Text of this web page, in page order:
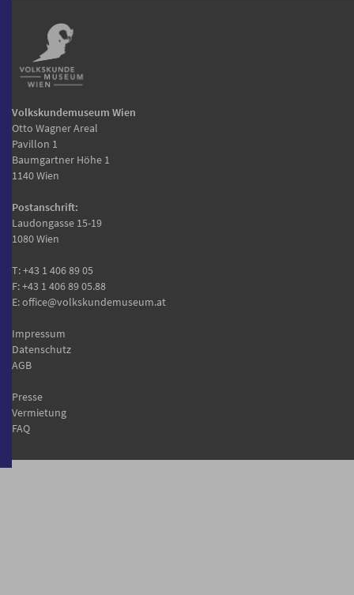
Volkskundemuseum Wien
Otto Wagner Areal
Pavillon 1
Baumgartner Höhe 1
1140 Wien
Postanschrift:
Laudongasse 15-19
1080 Wien
T:+43 1 406 89 05
F: +43 1 406 89 05.88
E:office@volkskundemuseum.at
Impressum
Datenschutz
AGB
Presse
Vermietung
FAQ